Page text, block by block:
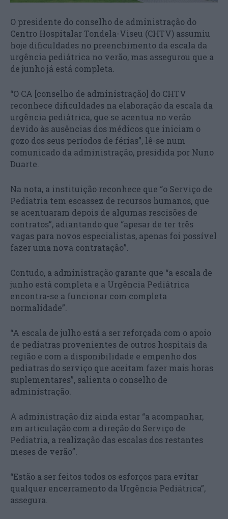
O presidente do conselho de administração do
Centro Hospitalar Tondela-Viseu (CHTV) assumiu
hoje dificuldades no preenchimento da escala da
urgência pediátrica no verão, mas assegurou que a
de junho já está completa.
“O CA [conselho de administração] do CHTV
reconhece dificuldades na elaboração da escala da
urgência pediátrica, que se acentua no verão
devido às ausências dos médicos que iniciam o
gozo dos seus períodos de férias”, lê-se num
comunicado da administração, presidida por Nuno
Duarte.
Na nota, a instituição reconhece que “o Serviço de
Pediatria tem escassez de recursos humanos, que
se acentuaram depois de algumas rescisões de
contratos”, adiantando que “apesar de ter três
vagas para novos especialistas, apenas foi possível
fazer uma nova contratação”.
Contudo, a administração garante que “a escala de
junho está completa e a Urgência Pediátrica
encontra-se a funcionar com completa
normalidade”.
“A escala de julho está a ser reforçada com o apoio
de pediatras provenientes de outros hospitais da
região e com a disponibilidade e empenho dos
pediatras do serviço que aceitam fazer mais horas
suplementares”, salienta o conselho de
administração.
A administração diz ainda estar “a acompanhar,
em articulação com a direção do Serviço de
Pediatria, a realização das escalas dos restantes
meses de verão”.
“Estão a ser feitos todos os esforços para evitar
qualquer encerramento da Urgência Pediátrica”,
assegura.